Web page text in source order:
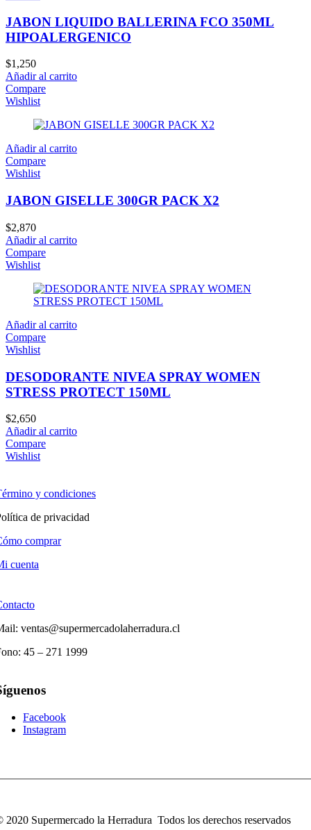
JABON LIQUIDO BALLERINA FCO 350ML
HIPOALERGENICO
$1,250
Añadir al carrito
Compare
Wishlist
Añadir al carrito
Compare
Wishlist
JABON GISELLE 300GR PACK X2
$2,870
Añadir al carrito
Compare
Wishlist
Añadir al carrito
Compare
Wishlist
DESODORANTE NIVEA SPRAY WOMEN
STRESS PROTECT 150ML
$2,650
Añadir al carrito
Compare
Wishlist
y condiciones
de privacidad
comprar
cuenta
ventas@supermercadolaherradura.cl
45 – 271 1999
Facebook
Instagram
2020 Supermercado la Herradura Todos los derechos reservados